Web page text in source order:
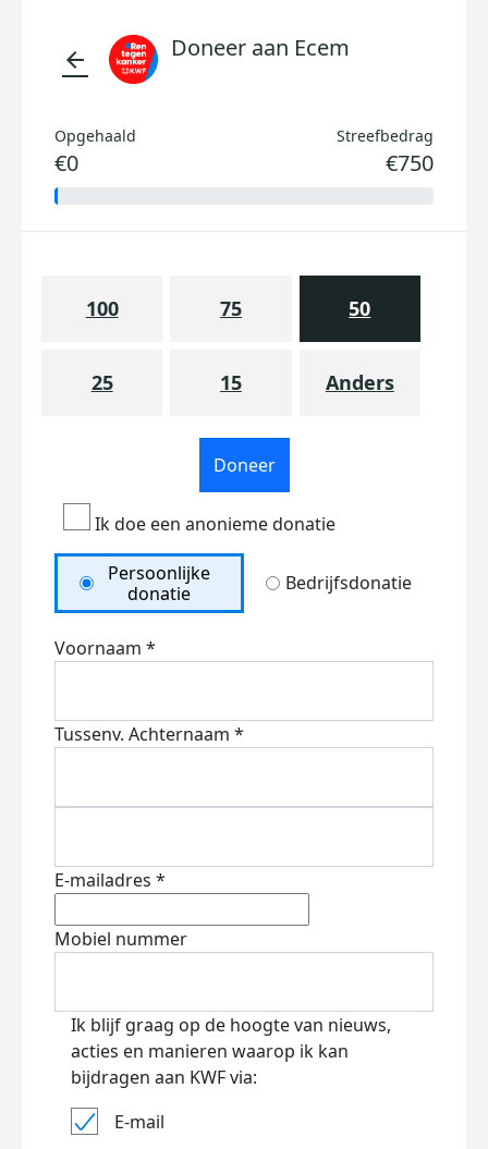
arrow_back Doneer aan Ecem
Opgehaald
€0
Streefbedrag
€750
100 75 50
25 15 Anders
Doneer
Ik doe een anonieme donatie
Persoonlijke
donatie
Bedrijfsdonatie
Voornaam *
Tussenv. Achternaam *
E-mailadres *
Mobiel nummer
Ik blijf graag op de hoogte van nieuws,
acties en manieren waarop ik kan
bijdragen aan KWF via:
E-mail